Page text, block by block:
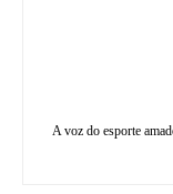
A voz do esporte